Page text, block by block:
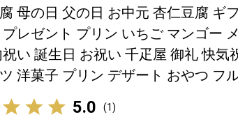
母の日 父の日 お中元 杏仁豆腐 ギ
プレゼント プリン いちご マンゴー
い 誕生日 お祝い 千疋屋 御礼 快気
洋菓子 プリン デザート おやつ フ
5.0 (1)